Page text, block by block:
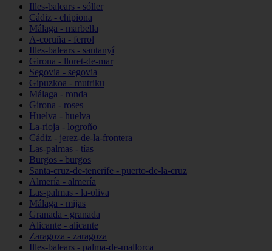
Illes-balears - sóller
Cádiz - chipiona
Málaga - marbella
A-coruña - ferrol
Illes-balears - santanyí
Girona - lloret-de-mar
Segovia - segovia
Gipuzkoa - mutriku
Málaga - ronda
Girona - roses
Huelva - huelva
La-rioja - logroño
Cádiz - jerez-de-la-frontera
Las-palmas - tías
Burgos - burgos
Santa-cruz-de-tenerife - puerto-de-la-cruz
Almería - almería
Las-palmas - la-oliva
Málaga - mijas
Granada - granada
Alicante - alicante
Zaragoza - zaragoza
Illes-balears - palma-de-mallorca